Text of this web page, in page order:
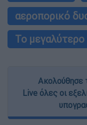
αεροπορικό
Το
Ακολούθησε
Live όλες οι